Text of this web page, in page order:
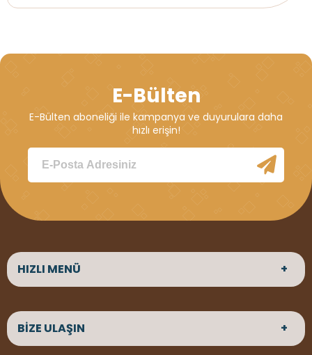
E-Bülten
E-Bülten aboneliği ile kampanya ve duyurulara daha
hızlı erişin!
HIZLI MENÜ
ANASAYFA
HAKKIMIZDA
ÜRÜNLER
BİZE ULAŞIN